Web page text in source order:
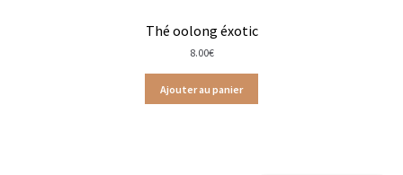
Thé oolong éxotic
8.00€
Ajouter au panier